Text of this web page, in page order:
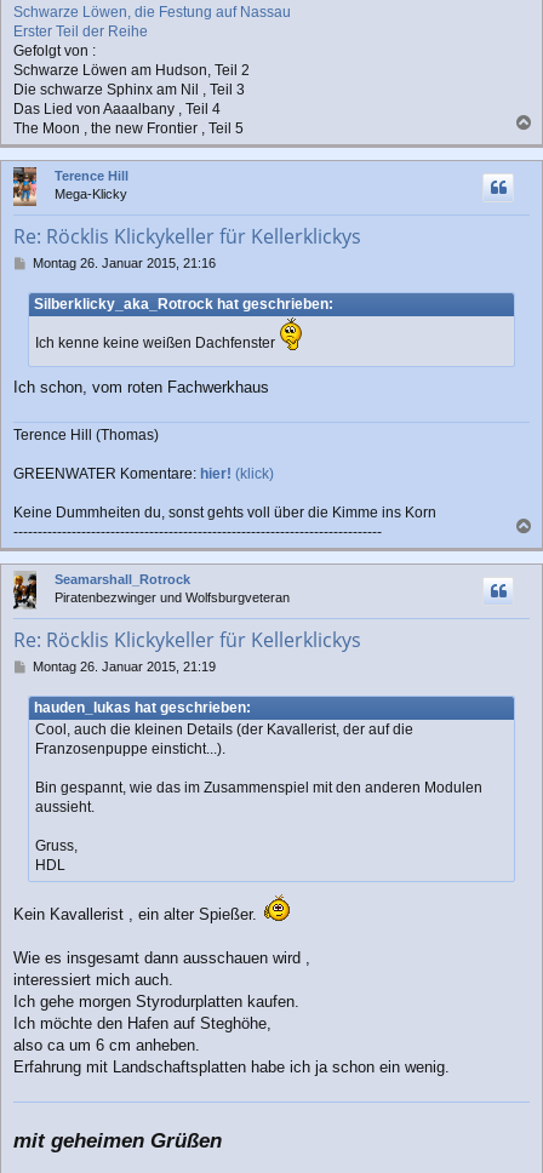
Schwarze Löwen, die Festung auf Nassau
Erster Teil der Reihe
Gefolgt von :
Schwarze Löwen am Hudson, Teil 2
Die schwarze Sphinx am Nil , Teil 3
Das Lied von Aaaalbany , Teil 4
The Moon , the new Frontier , Teil 5
a
c
Terence Hill
Mega-Klicky
Re: Röcklis Klickykeller für Kellerklickys
B
i
t
g
Montag 26. Januar 2015, 21:16
Silberklicky_aka_Rotrock hat geschrieben:
Ich kenne keine weißen Dachfenster
Ich schon, vom roten Fachwerkhaus
Terence Hill (Thomas)
GREENWATER Komentare: hier! (klick)
Keine Dummheiten du, sonst gehts voll über die Kimme ins Korn
----------------------------------------------------------------------------
a
c
Seamarshall_Rotrock
Piratenbezwinger und Wolfsburgveteran
Re: Röcklis Klickykeller für Kellerklickys
B
i
t
Montag 26. Januar 2015, 21:19
hauden_lukas hat geschrieben:
Cool, auch die kleinen Details (der Kavallerist, der auf die
Franzosenpuppe einsticht...).
Bin gespannt, wie das im Zusammenspiel mit den anderen Modulen
aussieht.
Gruss,
HDL
Kein Kavallerist , ein alter Spießer.
Wie es insgesamt dann ausschauen wird ,
interessiert mich auch.
Ich gehe morgen Styrodurplatten kaufen.
Ich möchte den Hafen auf Steghöhe,
also ca um 6 cm anheben.
Erfahrung mit Landschaftsplatten habe ich ja schon ein wenig.
mit geheimen Grüßen